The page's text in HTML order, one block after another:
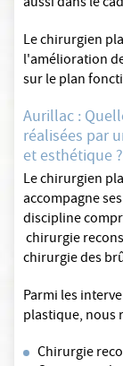
Le chirurgien
l'amélioration
sur le plan
Aurillac :
réalisées par
et esthétique ?
Le chirurgien
accompagne
discipline
chirurgie
chirurgie des
Parmi les
plastique, nous
Chirurgie